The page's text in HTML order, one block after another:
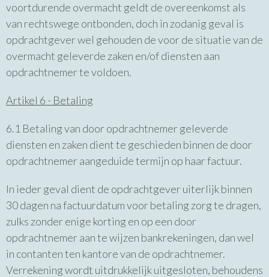
voortdurende overmacht geldt de overeenkomst als
van rechtswege ontbonden, doch in zodanig geval is
opdrachtgever wel gehouden de voor de situatie van de
overmacht geleverde zaken en/of diensten aan
opdrachtnemer te voldoen.
Artikel 6 - Betaling
6.1 Betaling van door opdrachtnemer geleverde
diensten en zaken dient te geschieden binnen de door
opdrachtnemer aangeduide termijn op haar factuur.
In ieder geval dient de opdrachtgever uiterlijk binnen
30 dagen na factuurdatum voor betaling zorg te dragen,
zulks zonder enige korting en op een door
opdrachtnemer aan te wijzen bankrekeningen, dan wel
in contanten ten kantore van de opdrachtnemer.
Verrekening wordt uitdrukkelijk uitgesloten, behoudens